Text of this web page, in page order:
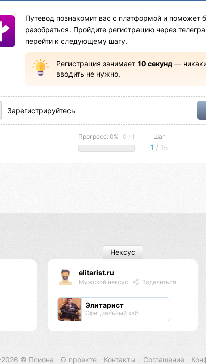
Путевод познакомит вас с платформой и поможет
разобраться. Пройдите регистрацию через
перейти к следующему шагу.
Регистрация занимает 10 секунд—
вводить не нужно.
Зарегистрируйтесь
Прогресс: 0% 0 / 1 Шаг
1 / 15
elitarist.ru
Мужской нексус Поделиться
Элитарист
Официальный хаб
Нексус
© Псиона О проекте Контакты Соглашение